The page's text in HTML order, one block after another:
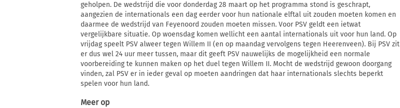
geholpen. De wedstrijd die voor donderdag 28 maart op het programma stond is geschrapt,
aangezien de internationals een dag eerder voor hun nationale elftal uit zouden moeten komen en
daarmee de wedstrijd van Feyenoord zouden moeten missen. Voor PSV geldt een ietwat
vergelijkbare situatie. Op woensdag komen wellicht een aantal internationals uit voor hun land. Op
vrijdag speelt PSV alweer tegen Willem II (en op maandag vervolgens tegen Heerenveen). Bij PSV zit
er dus wel 24 uur meer tussen, maar dit geeft PSV nauwelijks de mogelijkheid een normale
voorbereiding te kunnen maken op het duel tegen Willem II. Mocht de wedstrijd gewoon doorgang
vinden, zal PSV er in ieder geval op moeten aandringen dat haar internationals slechts beperkt
spelen voor hun land.
Meer op